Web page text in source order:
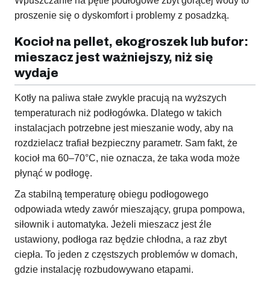
proszenie się o dyskomfort i problemy z posadzką.
Kocioł na pellet, ekogroszek lub bufor:
mieszacz jest ważniejszy, niż się
wydaje
Kotły na paliwa stałe zwykle pracują na wyższych
temperaturach niż podłogówka. Dlatego w takich
instalacjach potrzebne jest mieszanie wody, aby na
rozdzielacz trafiał bezpieczny parametr. Sam fakt, że
kocioł ma 60–70°C, nie oznacza, że taka woda może
płynąć w podłogę.
Za stabilną temperaturę obiegu podłogowego
odpowiada wtedy zawór mieszający, grupa pompowa,
siłownik i automatyka. Jeżeli mieszacz jest źle
ustawiony, podłoga raz będzie chłodna, a raz zbyt
ciepła. To jeden z częstszych problemów w domach,
gdzie instalację rozbudowywano etapami.